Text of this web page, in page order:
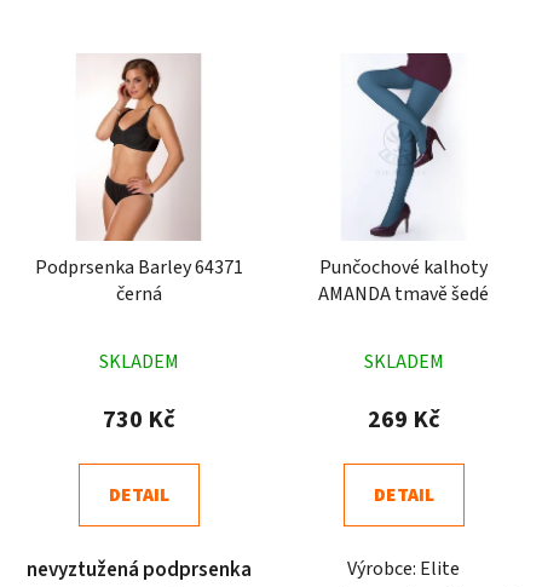
Podprsenka Barley 64371
černá
hodnocení
produktu
5,0
z
hvězdiček.
SKLADEM
730 Kč
DETAIL
nevyztužená podprsenka
Punčochové kalhoty
AMANDA tmavě šedé
hodnocení
produktu
5,0
z
hvězdiček.
SKLADEM
269 Kč
DETAIL
Výrobce: Elite